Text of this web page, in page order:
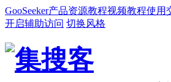
GooSeeker产品资源教程视频教程使用
开启辅助访问 切换风格